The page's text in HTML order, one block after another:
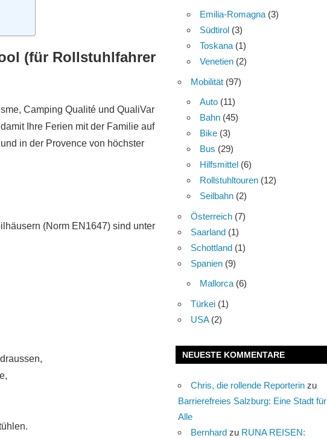
(für Rollstuhlfahrer
Camping Qualité und QualiVar
Ihre Ferien mit der Familie auf
in der Provence von höchster
(Norm EN1647) sind unter
Emilia-Romagna(3)
Südtirol (3)
Toskana(1)
Venetien (2)
Mobilität (97)
Auto (11)
Bahn (45)
Bike (3)
Bus (29)
Hilfsmittel (6)
Rollstuhltouren (12)
Seilbahn (2)
Österreich (7)
Saarland (1)
Schottland (1)
Spanien (9)
Mallorca(6)
Türkei (1)
USA(2)
NEUESTE KOMMENTARE
Chris, die rollende Reporterin zu
Barrierefreies Salzburg: Eine Stadt für
Alle
Bernhard zu RUNA REISEN: